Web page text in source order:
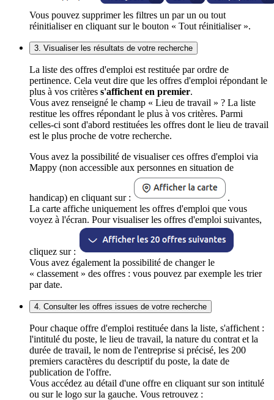
Vous pouvez supprimer les filtres un par un ou tout
réinitialiser en cliquant sur le bouton « Tout réinitialiser ».
3. Visualiser les résultats de votre recherche
La liste des offres d'emploi est restituée par ordre de
pertinence. Cela veut dire que les offres d'emploi répondant le
plus à vos critères s'affichent en premier.
Vous avez renseigné le champ « Lieu de travail » ? La liste
restitue les offres répondant le plus à vos critères. Parmi
celles-ci sont d'abord restituées les offres dont le lieu de travail
est le plus proche de votre recherche.
Vous avez la possibilité de visualiser ces offres d'emploi via
Mappy (non accessible aux personnes en situation de
handicap) en cliquant sur :
.
La carte affiche uniquement les offres d'emploi que vous
voyez à l'écran. Pour visualiser les offres d'emploi suivantes,
cliquez sur :
Vous avez également la possibilité de changer le
« classement » des offres : vous pouvez par exemple les trier
par date.
4. Consulter les offres issues de votre recherche
Pour chaque offre d'emploi restituée dans la liste, s'affichent :
l'intitulé du poste, le lieu de travail, la nature du contrat et la
durée de travail, le nom de l'entreprise si précisé, les 200
premiers caractères du descriptif du poste, la date de
publication de l'offre.
Vous accédez au détail d'une offre en cliquant sur son intitulé
ou sur le logo sur la gauche. Vous retrouvez :